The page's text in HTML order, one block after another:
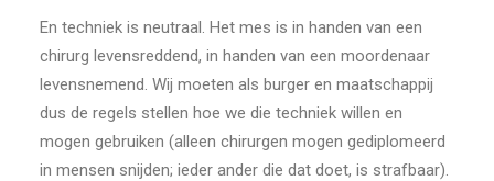
En techniek is neutraal. Het mes is in handen van een
chirurg levensreddend, in handen van een moordenaar
levensnemend. Wij moeten als burger en maatschappij
dus de regels stellen hoe we die techniek willen en
mogen gebruiken (alleen chirurgen mogen gediplomeerd
in mensen snijden; ieder ander die dat doet, is strafbaar).